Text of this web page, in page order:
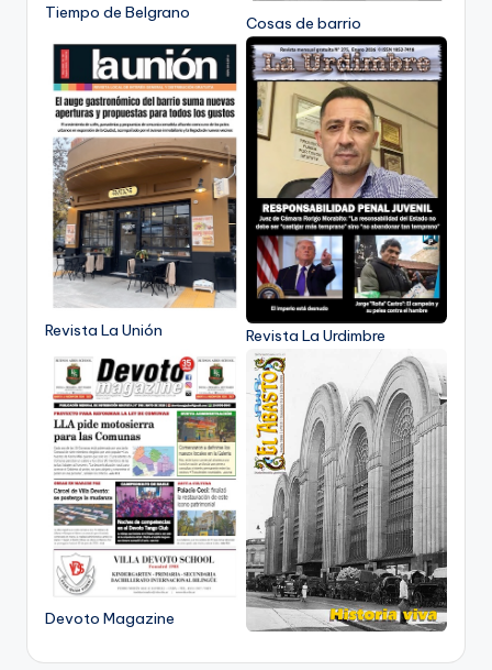
Tiempo de Belgrano
Cosas de barrio
Revista La Unión Revista La Urdimbre
Devoto Magazine